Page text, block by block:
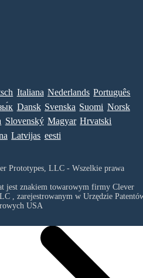
Italiana Nederlands Português
Dansk Svenska Suomi Norsk
Slovenský Magyar Hrvatski
Latvijas eesti
Prototypes, LLC - Wszelkie prawa
jest znakiem towarowym firmy Clever
, zarejestrowanym w Urzędzie
USA